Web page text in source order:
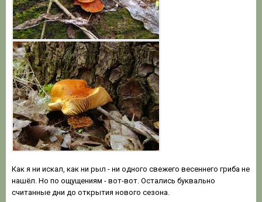
Как я ни искал, как ни рыл - ни одного свежего весеннего гриба не
нашёл. Но по ощущениям - вот-вот. Остались буквально
считанные дни до открытия нового сезона.